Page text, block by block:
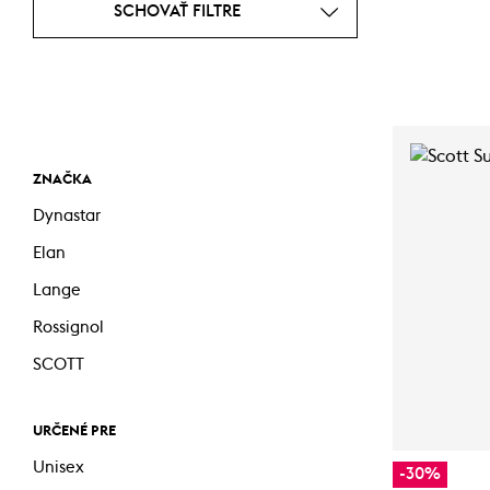
SCHOVAŤ FILTRE
ZNAČKA
Dynastar
Elan
Lange
Rossignol
SCOTT
URČENÉ PRE
Unisex -30%